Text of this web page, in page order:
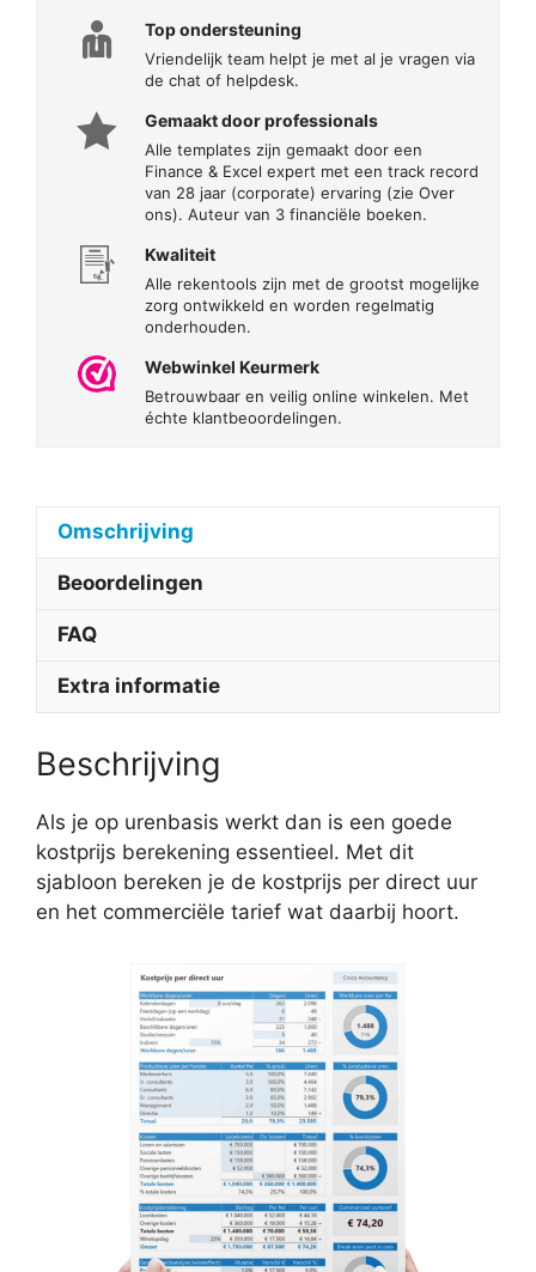
Top ondersteuning
Vriendelijk team helpt je met al je vragen via
de chat of helpdesk.
Gemaakt door professionals
Alle templates zijn gemaakt door een
Finance & Excel expert met een track record
van 28 jaar (corporate) ervaring (zie Over
ons). Auteur van 3 financiële boeken.
Kwaliteit
Alle rekentools zijn met de grootst mogelijke
zorg ontwikkeld en worden regelmatig
onderhouden.
Webwinkel Keurmerk
Betrouwbaar en veilig online winkelen. Met
échte klantbeoordelingen.
Omschrijving
Beoordelingen
FAQ
Extra informatie
Beschrijving
Als je op urenbasis werkt dan is een goede
kostprijs berekening essentieel. Met dit
sjabloon bereken je de kostprijs per direct uur
en het commerciële tarief wat daarbij hoort.